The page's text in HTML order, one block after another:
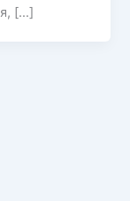
[…]